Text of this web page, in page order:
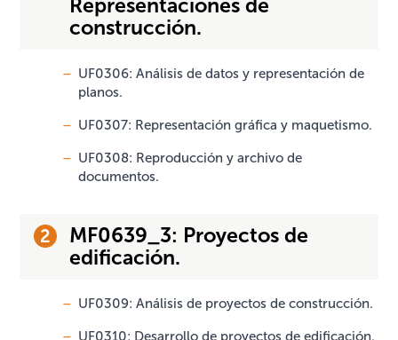
Representaciones de
construcción.
UF0306: Análisis de datos y representación de
planos.
UF0307: Representación gráfica y maquetismo.
UF0308: Reproducción y archivo de
documentos.
MF0639_3: Proyectos de
edificación.
UF0309: Análisis de proyectos de construcción.
UF0310: Desarrollo de proyectos de edificación.